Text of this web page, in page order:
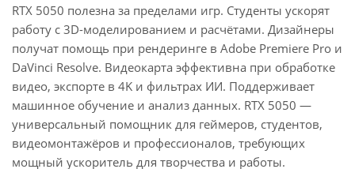
RTX 5050 полезна за пределами игр. Студенты ускорят
работу с 3D-моделированием и расчётами. Дизайнеры
получат помощь при рендеринге в Adobe Premiere Pro и
DaVinci Resolve. Видеокарта эффективна при обработке
видео, экспорте в 4K и фильтрах ИИ. Поддерживает
машинное обучение и анализ данных. RTX 5050 —
универсальный помощник для геймеров, студентов,
видеомонтажёров и профессионалов, требующих
мощный ускоритель для творчества и работы.